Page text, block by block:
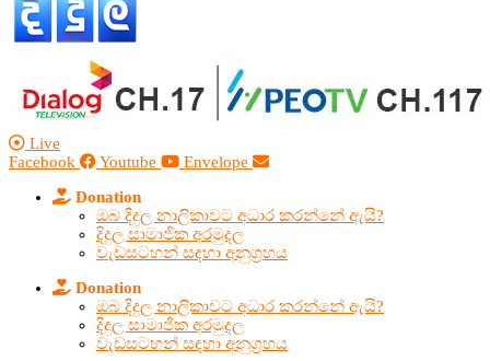
Live
Facebook
Youtube Envelope
Donation
ඔබ දිදුල නාලිකාවට අධාර කරන්නේ ඇයි?
දිදුල සාමාජික අරමුදල
වැඩසටහන් සඳහා අනුග්‍රහය
Donation
ඔබ දිදුල නාලිකාවට අධාර කරන්නේ ඇයි?
දිදුල සාමාජික අරමුදල
වැඩසටහන් සඳහා අනුග්‍රහය